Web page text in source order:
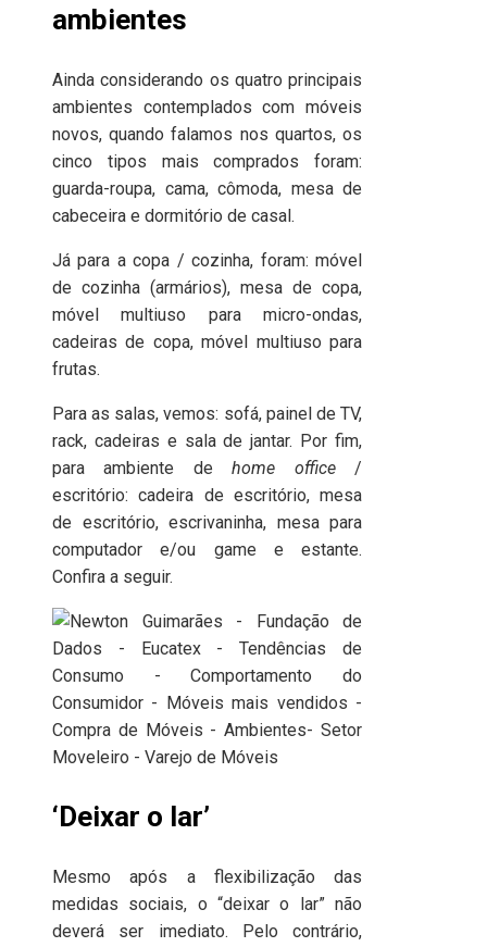
ambientes
Ainda considerando os quatro principais
ambientes contemplados com móveis
novos, quando falamos nos quartos, os
cinco tipos mais comprados foram:
guarda-roupa, cama, cômoda, mesa de
cabeceira e dormitório de casal.
Já para a copa / cozinha, foram: móvel
de cozinha (armários), mesa de copa,
móvel multiuso para micro-ondas,
cadeiras de copa, móvel multiuso para
frutas.
Para as salas, vemos: sofá, painel de TV,
rack, cadeiras e sala de jantar. Por fim,
para ambiente dehome office/
escritório: cadeira de escritório, mesa
de escritório, escrivaninha, mesa para
computador e/ou game e estante.
Confira a seguir.
‘Deixar o lar’
Mesmo após a flexibilização das
medidas sociais, o “deixar o lar” não
deverá ser imediato. Pelo contrário,